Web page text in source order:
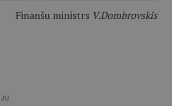
Finanšu ministrs V.Dombrovskis